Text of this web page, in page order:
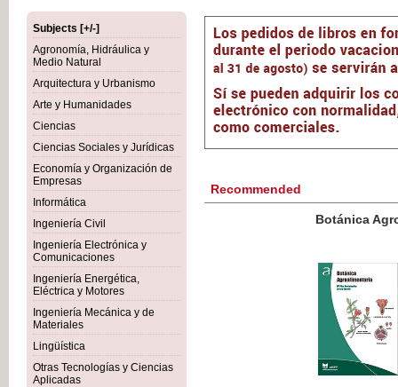
Subjects [+/-]
Agronomía, Hidráulica y
Medio Natural
Arquitectura y Urbanismo
Arte y Humanidades
Ciencias
Ciencias Sociales y Jurídicas
Economía y Organización de
Empresas
Informática
Ingeniería Civil
Ingeniería Electrónica y
Comunicaciones
Ingeniería Energética,
Eléctrica y Motores
Ingeniería Mecánica y de
Materiales
Lingüística
Otras Tecnologías y Ciencias
Aplicadas
Recommended
Botánica Agroalimentaria
VAT